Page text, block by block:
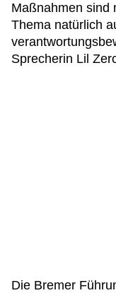
Maßnahmen sind
Thema natürlich
Sprecherin Lil
Die Bremer